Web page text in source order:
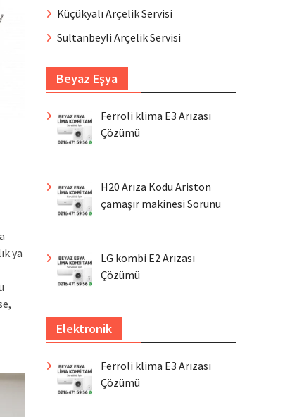
ya
Küçükyalı Arçelik Servisi
Sultanbeyli Arçelik Servisi
Beyaz Eşya
Ferroli klima E3 Arızası
Çözümü
H20 Arıza Kodu Ariston
çamaşır makinesi Sorunu
LG kombi E2 Arızası
Çözümü
Elektronik
Ferroli klima E3 Arızası
Çözümü